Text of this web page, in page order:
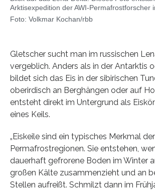
Arktisexpedition der AWI-Permafrostforscher
Foto: Volkmar Kochan/rbb
Gletscher sucht man im russischen
vergeblich. Anders als in der Antarktis
bildet sich das Eis in der sibirischen
oberirdisch an Berghängen oder auf
entsteht direkt im Untergrund als
eines Keils.
„Eiskeile sind ein typisches Merkmal der
Permafrostregionen. Sie entstehen,
dauerhaft gefrorene Boden im Winter
großen Kälte zusammenzieht und an
Stellen aufreißt. Schmilzt dann im